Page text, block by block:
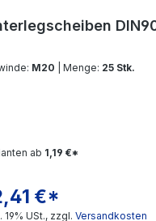
M20 | Menge: 25 Stk.
ab 1,19 €*
Preis:
€*
19% USt., zzgl. Versandkosten